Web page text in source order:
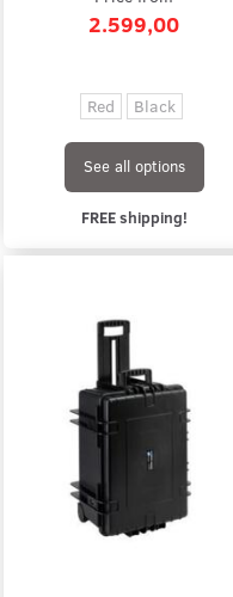
2.599,00
Red Black
See all options
FREE shipping!